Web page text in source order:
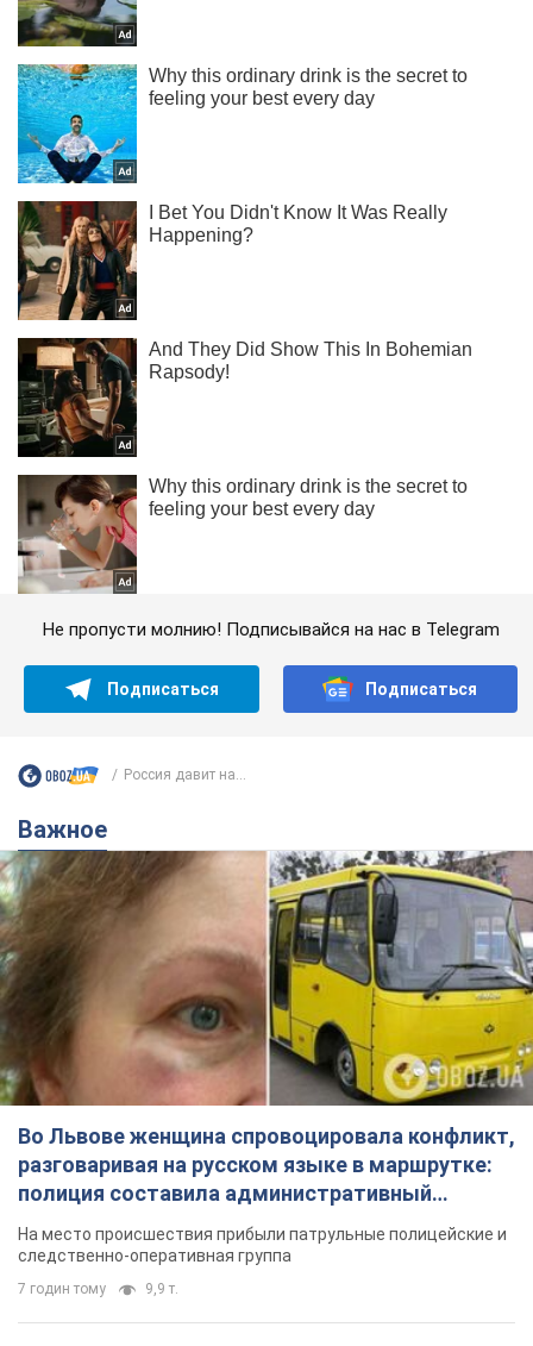
Не пропусти молнию! Подписывайся на нас в Telegram
Подписаться Подписаться
Россия давит на...
Важное
Во Львове женщина спровоцировала конфликт,
разговаривая на русском языке в маршрутке:
полиция составила административный
протокол. Видео
На место происшествия прибыли патрульные полицейские и
следственно-оперативная группа
7 годин тому 9,9 т.